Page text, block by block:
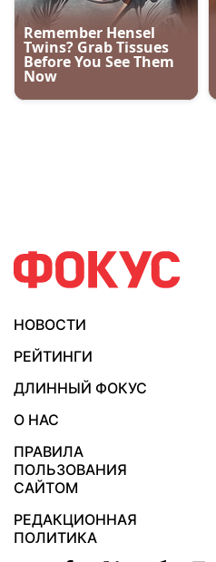
НОВОСТИ
РЕЙТИНГИ
ДЛИННЫЙ ФОКУС
О НАС
ПРАВИЛА
ПОЛЬЗОВАНИЯ
САЙТОМ
РЕДАКЦИОННАЯ
ПОЛИТИКА